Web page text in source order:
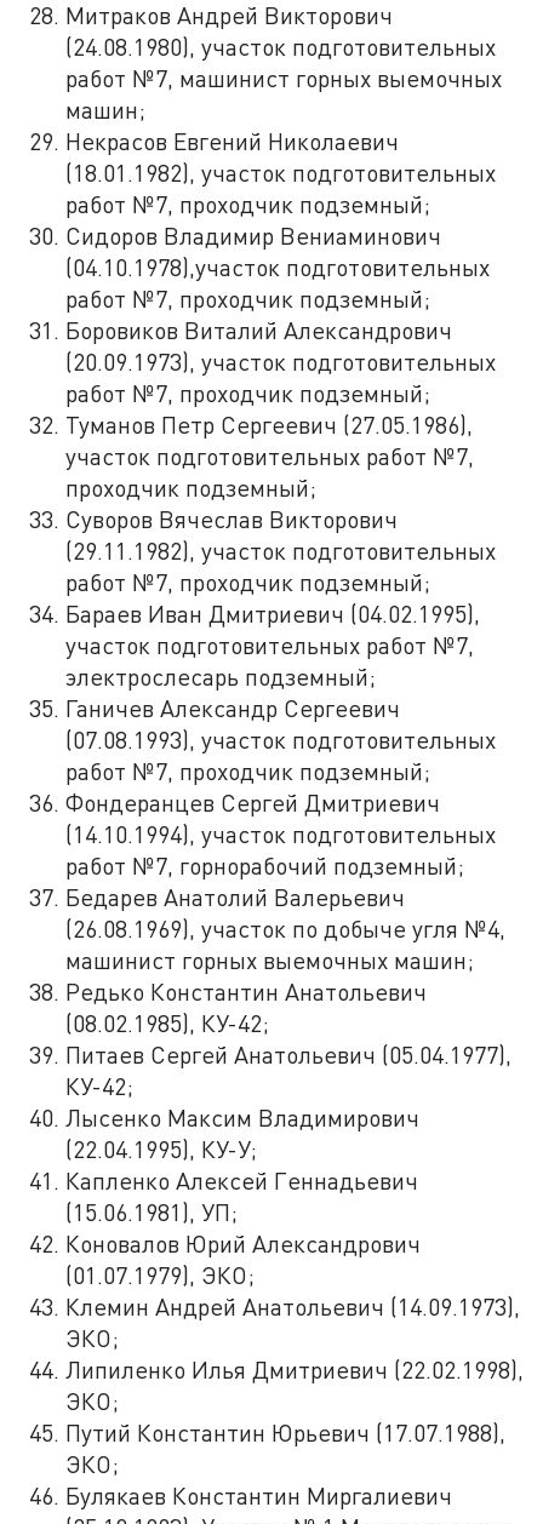
Митраков Андрей Викторович
(24.08.1980), участок подготовительных
работ №7, машинист горных выемочных
машин;
Некрасов Евгений Николаевич
(18.01.1982), участок подготовительных
работ №7, проходчик подземный;
Сидоров Владимир Вениаминович
(04.10.1978),участок подготовительных
работ №7, проходчик подземный;
Боровиков Виталий Александрович
(20.09.1973), участок подготовительных
работ №7, проходчик подземный;
Туманов Петр Сергеевич (27.05.1986),
участок подготовительных работ №7,
проходчик подземный;
Суворов Вячеслав Викторович
(29.11.1982), участок подготовительных
работ №7, проходчик подземный;
Бараев Иван Дмитриевич (04.02.1995),
участок подготовительных работ №7,
электрослесарь подземный;
Ганичев Александр Сергеевич
(07.08.1993), участок подготовительных
работ №7, проходчик подземный;
Фондеранцев Сергей Дмитриевич
(14.10.1994), участок подготовительных
работ №7, горнорабочий подземный;
Бедарев Анатолий Валерьевич
(26.08.1969), участок по добыче угля №4,
машинист горных выемочных машин;
Редько Константин Анатольевич
(08.02.1985), КУ-42;
Питаев Сергей Анатольевич (05.04.1977),
КУ-42;
Лысенко Максим Владимирович
(22.04.1995), КУ-У;
Капленко Алексей Геннадьевич
(15.06.1981), УП;
Коновалов Юрий Александрович
(01.07.1979), ЭКО;
Клемин Андрей Анатольевич (14.09.1973),
ЭКО;
Липиленко Илья Дмитриевич (22.02.1998),
ЭКО;
Путий Константин Юрьевич (17.07.1988),
ЭКО;
Булякаев Константин Миргалиевич